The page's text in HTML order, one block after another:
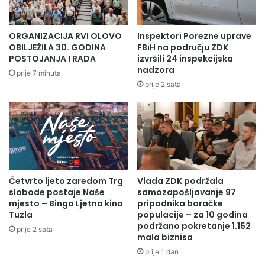
i
c
j
a
z
o
l
j
p
i
v
r
e
d
A
Z
A
2
0
2
G
O
D
N
U
U
I
Z
N
O
ORGANIZACIJA RVI OLOVO
OBILJEŽILA 30. GODINA
POSTOJANJA I RADA
prije 7 minuta
Inspektori Porezne uprave
FBiH na području ZDK
izvršili 24 inspekcijska
nadzora
prije 2 sata
Četvrto ljeto zaredom Trg
slobode postaje Naše
mjesto – Bingo Ljetno kino
Tuzla
prije 2 sata
Vlada ZDK podržala
samozapošljavanje 97
pripadnika boračke
populacije – za 10 godina
podržano pokretanje 1.152
mala biznisa
prije 1 dan